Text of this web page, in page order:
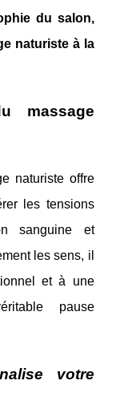
du salon,
naturiste à la
massage
naturiste offre
les tensions
sanguine et
les sens, il
et à une
pause
votre